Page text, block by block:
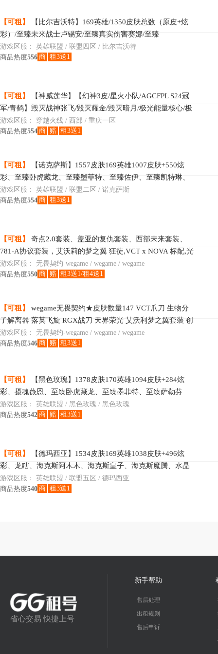
【可租】
【比尔吉沃特】169英雄/1350皮肤总数（原皮+炫
彩）/至臻未来战士卢锡安/至臻真实伤害赛娜/至臻
KDAALLOUT卡莎/至臻魔女婕拉/至臻奥术师佐伊/至臻黑
游戏区服： 英雄联盟 / 联盟四区 / 比尔吉沃特
商品热度556 商 租3送1
【可租】
【神威莲华】【幻神3皮/星火小队/AGCFPL S24冠
军/青鹤】毁灭战神张飞/毁灭耀金/毁灭暗月/极光能量核心/极
光高能霹雳 /天龙传奇70KG/天龙传奇白鲨
游戏区服： 穿越火线 / 西部 / 重庆一区
商品热度554 商 赔 租3送1
【可租】
【诺克萨斯】1557皮肤169英雄1007皮肤+550炫
彩、至臻卧虎藏龙、至臻墨菲特、至臻佐伊、至臻凯特琳、
至臻潘森、至臻菲奥娜、至臻提莫、至臻EZ、至臻厄运小
游戏区服： 英雄联盟 / 联盟二区 / 诺克萨斯
商品热度554 商 租3送1
【可租】
奇点2.0套装、盖亚的复仇套装、西部未来套装、
781-A协议套装，艾沃莉的梦之翼 狂徒,VCT x NOVA 标配,光
明哨兵//2.0 幻影,上古龙炎 冥驹,第一卷 苦无,机动狂飙 战刀
游戏区服： 无畏契约-wegame / wegame / wegame
商品热度550 商 赔 租3送1/租4送1
【可租】
wegame无畏契约★皮肤数量147 VCT爪刀 生物分
子解离器 落英飞旋 RGX战刀 天界荣光 艾沃利梦之翼套装 创
纪元狂徒 归零者套装 日晷雄狮套装
游戏区服： 无畏契约-wegame / wegame / wegame
商品热度546 商 赔 租3送1
【可租】
【黑色玫瑰】1378皮肤170英雄1094皮肤+284炫
彩、摄魂薇恩、至臻卧虎藏龙、至臻墨菲特、至臻萨勒芬
妮、至臻凯隐、至臻金克丝、至臻厄运小姐、至臻薇恩、至
臻
游戏区服： 英雄联盟 / 黑色玫瑰 / 黑色玫瑰
商品热度542 商 赔 租3送1
【可租】
【德玛西亚】1534皮肤169英雄1038皮肤+496炫
彩、龙瞎、海克斯阿木木、海克斯皇子、海克斯魔腾、水晶
圣骑艾希、海克斯希维尔、海克斯卧虎藏龙、至臻潘森、至
游戏区服： 英雄联盟 / 联盟五区 / 德玛西亚
商品热度540 商 租3送1
省心交易 快捷上号
新手帮助
售后处理
出租规则
售后申诉